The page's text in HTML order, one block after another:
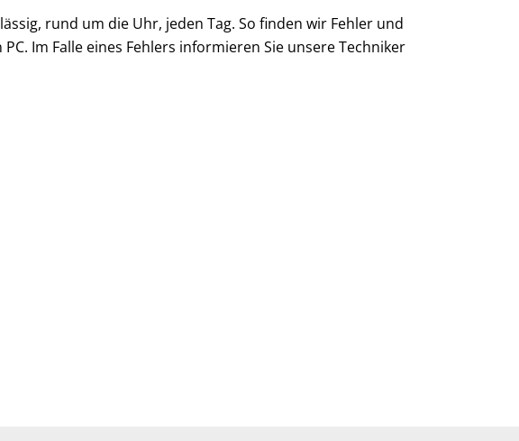
rund um die Uhr, jeden Tag. So finden wir Fehler und
Im Falle eines Fehlers informieren Sie unsere Techniker